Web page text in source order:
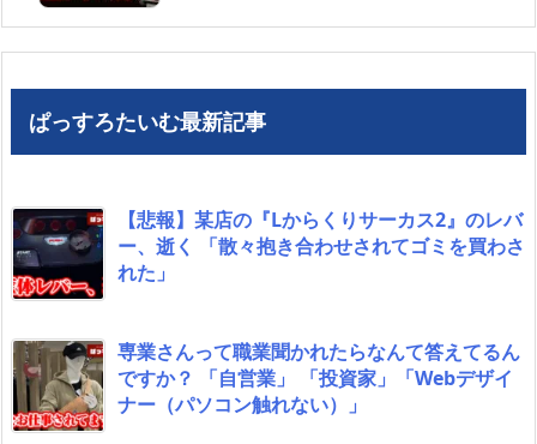
ぱっすろたいむ最新記事
【悲報】某店の『Lからくりサーカス2』のレバ
ー、逝く 「散々抱き合わせされてゴミを買わさ
れた」
専業さんって職業聞かれたらなんて答えてるん
ですか？ 「自営業」 「投資家」「Webデザイ
ナー（パソコン触れない）」